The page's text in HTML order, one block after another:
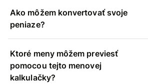
Ako môžem konvertovať svoje
peniaze?
Ktoré meny môžem previesť
pomocou tejto menovej
kalkulačky?